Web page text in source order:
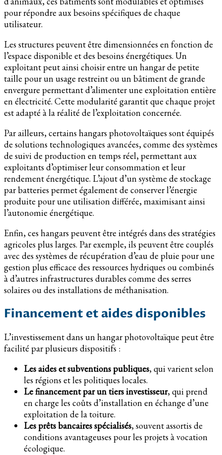
pour répondre aux besoins spécifiques de chaque
utilisateur.
Les structures peuvent être dimensionnées en fonction de
l’espace disponible et des besoins énergétiques. Un
exploitant peut ainsi choisir entre un hangar de petite
taille pour un usage restreint ou un bâtiment de grande
envergure permettant d’alimenter une exploitation entière
en électricité. Cette modularité garantit que chaque projet
est adapté à la réalité de l’exploitation concernée.
Par ailleurs, certains hangars photovoltaïques sont équipés
de solutions technologiques avancées, comme des systèmes
de suivi de production en temps réel, permettant aux
exploitants d’optimiser leur consommation et leur
rendement énergétique. L’ajout d’un système de stockage
par batteries permet également de conserver l’énergie
produite pour une utilisation différée, maximisant ainsi
l’autonomie énergétique.
Enfin, ces hangars peuvent être intégrés dans des stratégies
agricoles plus larges. Par exemple, ils peuvent être couplés
avec des systèmes de récupération d’eau de pluie pour une
gestion plus efficace des ressources hydriques ou combinés
à d’autres infrastructures durables comme des serres
solaires ou des installations de méthanisation.
Financement et aides disponibles
L’investissement dans un hangar photovoltaïque peut être
facilité par plusieurs dispositifs :
Les aides et subventions publiques, qui varient selon
les régions et les politiques locales.
Le financement par un tiers investisseur, qui prend
en charge les coûts d’installation en échange d’une
exploitation de la toiture.
Les prêts bancaires spécialisés, souvent assortis de
conditions avantageuses pour les projets à vocation
écologique.